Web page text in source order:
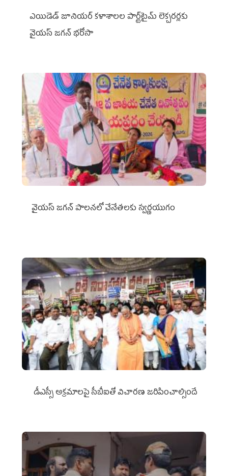
ఎయిడెడ్‌ జూనియర్‌ కళాశాలల పార్ట్‌టైమ్‌ లెక్చరర్లకు
వైయ‌స్ జగన్ భరోసా
వైయ‌స్ జగన్ పాలనలో చేనేతలకు స్వర్ణయుగం
డీఎస్సీ అక్రమాలపై సీబీఐతో విచారణ జరిపించాల్సిందే